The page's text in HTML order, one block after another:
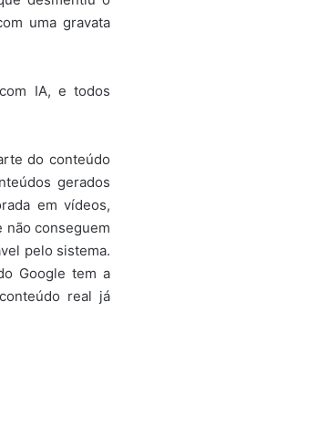
uma gravata
IA, e todos
do conteúdo
gerados
em vídeos,
não conseguem
pelo sistema.
Google tem a
real já